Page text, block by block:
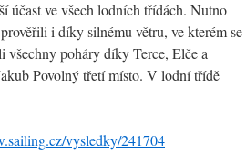
účast ve všech lodních třídách. Nutno
i díky silnému větru, ve kterém se
poháry díky Terce, Elče a
Povolný třetí místo. V lodní třídě
vysledky/241704